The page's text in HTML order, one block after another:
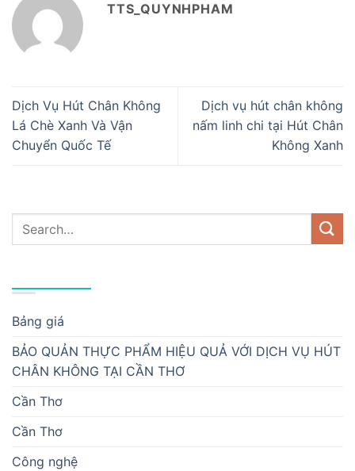
TTS_QUYNHPHAM
Dịch Vụ Hút Chân Không
Lá Chè Xanh Và Vận
Chuyển Quốc Tế
Dịch vụ hút chân không
nấm linh chi tại Hút Chân
Không Xanh
Bảng giá
BẢO QUẢN THỰC PHẨM HIỆU QUẢ VỚI DỊCH VỤ HÚT
CHÂN KHÔNG TẠI CẦN THƠ
Cần Thơ
Cần Thơ
Công nghệ